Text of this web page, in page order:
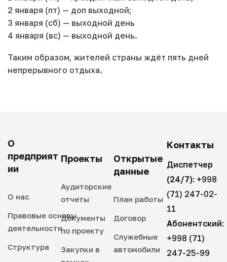
2 января (пт) — доп выходной;
3 января (сб) — выходной день
4 января (вс) — выходной день.
Таким образом, жителей страны ждёт пять дней
непрерывного отдыха.
О
предприят
ии
О нас
Правовые основы
деятельности
Структура
Проекты
Аудиторские
отчеты
Документы
по проекту
Закупки в
Открытые
данные
План работы
Договор
Служебные
автомобили
Контакты
Диспетчер
(24/7): +998
(71) 247-02-
11
Абонентский:
+998 (71)
247-25-99